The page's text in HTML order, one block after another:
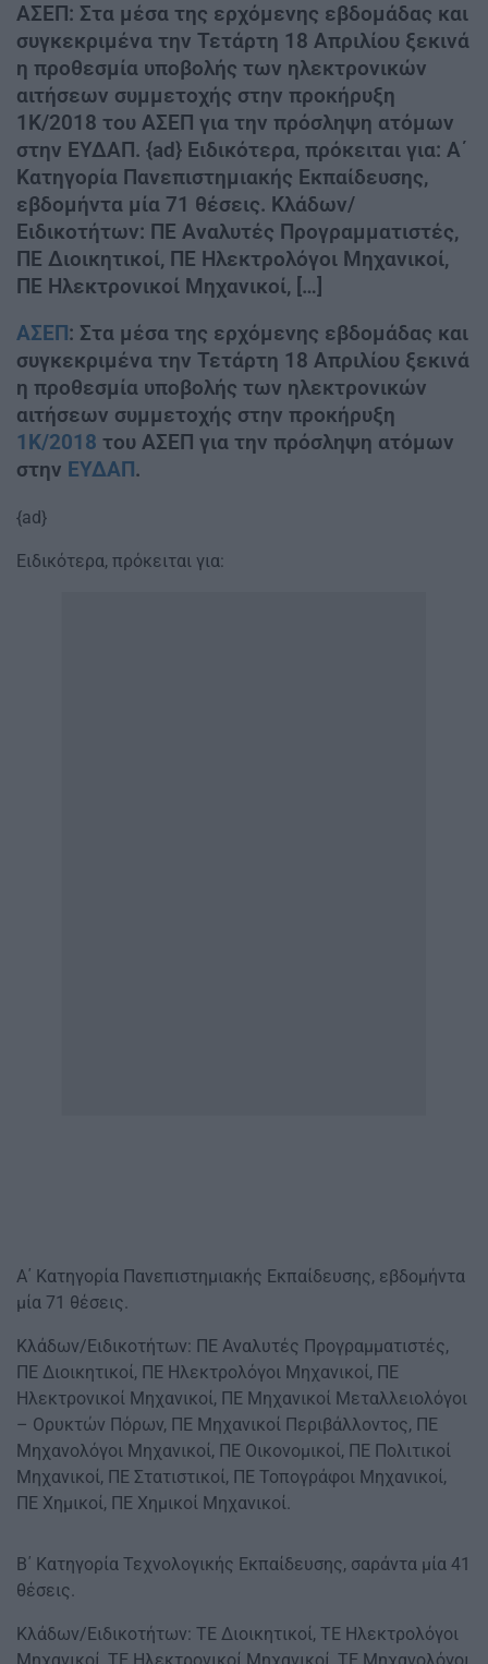
ΑΣΕΠ: Στα μέσα της ερχόμενης εβδομάδας και
συγκεκριμένα την Τετάρτη 18 Απριλίου ξεκινά
η προθεσμία υποβολής των ηλεκτρονικών
αιτήσεων συμμετοχής στην προκήρυξη
1Κ/2018 του ΑΣΕΠ για την πρόσληψη ατόμων
στην ΕΥΔΑΠ. {ad} Ειδικότερα, πρόκειται για: Α΄
Κατηγορία Πανεπιστημιακής Εκπαίδευσης,
εβδομήντα μία 71 θέσεις. Κλάδων/
Ειδικοτήτων: ΠΕ Αναλυτές Προγραμματιστές,
ΠΕ Διοικητικοί, ΠΕ Ηλεκτρολόγοι Μηχανικοί,
ΠΕ Ηλεκτρονικοί Μηχανικοί, […]
ΑΣΕΠ : Στα μέσα της ερχόμενης εβδομάδας και
συγκεκριμένα την Τετάρτη 18 Απριλίου ξεκινά
η προθεσμία υποβολής των ηλεκτρονικών
αιτήσεων συμμετοχής στην προκήρυξη
1Κ/2018 του ΑΣΕΠ για την πρόσληψη ατόμων
στην ΕΥΔΑΠ .
{ad}
Ειδικότερα, πρόκειται για:
Α΄ Κατηγορία Πανεπιστημιακής Εκπαίδευσης, εβδομήντα
μία 71 θέσεις.
Κλάδων/Ειδικοτήτων: ΠΕ Αναλυτές Προγραμματιστές,
ΠΕ Διοικητικοί, ΠΕ Ηλεκτρολόγοι Μηχανικοί, ΠΕ
Ηλεκτρονικοί Μηχανικοί, ΠΕ Μηχανικοί Μεταλλειολόγοι
– Ορυκτών Πόρων, ΠΕ Μηχανικοί Περιβάλλοντος, ΠΕ
Μηχανολόγοι Μηχανικοί, ΠΕ Οικονομικοί, ΠΕ Πολιτικοί
Μηχανικοί, ΠΕ Στατιστικοί, ΠΕ Τοπογράφοι Μηχανικοί,
ΠΕ Χημικοί, ΠΕ Χημικοί Μηχανικοί.
Β΄ Κατηγορία Τεχνολογικής Εκπαίδευσης, σαράντα μία 41
θέσεις.
Κλάδων/Ειδικοτήτων: ΤΕ Διοικητικοί, ΤΕ Ηλεκτρολόγοι